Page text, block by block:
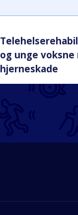
og unge
hjerneskade